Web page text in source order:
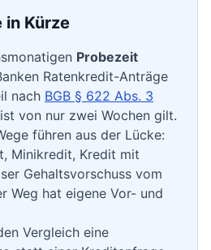
in Kürze
Probezeit
Ratenkredit-Anträge
nach BGB § 622 Abs. 3
von nur zwei Wochen gilt.
führen aus der Lücke:
Minikredit, Kredit mit
Gehaltsvorschuss vom
Weg hat eigene Vor- und
Vergleich eine